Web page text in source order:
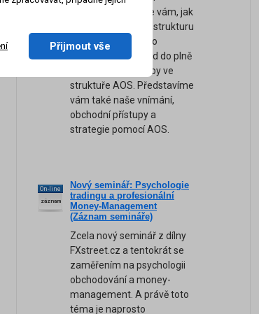
výsledků. Ukážeme vám, jak
sestavit kompletní strukturu
a logiku obchodního
systému pro převod do plně
automatické podoby ve
struktuře AOS. Představíme
vám také naše vnímání,
obchodní přístupy a
strategie pomocí AOS.
On-line
záznam
Nový seminář: Psychologie
tradingu a profesionální
Money-Management
(Záznam semináře)
Zcela nový seminář z dílny
FXstreet.cz a tentokrát se
zaměřením na psychologii
obchodování a money-
management. A právě toto
téma je naprosto
Přijmout vše